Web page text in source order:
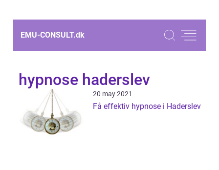
EMU-CONSULT.dk
hypnose haderslev
20 may 2021
Få effektiv hypnose i Haderslev